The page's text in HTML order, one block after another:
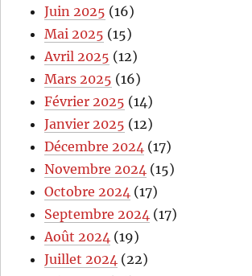
Juin 2025 (16)
Mai 2025 (15)
Avril 2025 (12)
Mars 2025 (16)
Février 2025 (14)
Janvier 2025 (12)
Décembre 2024 (17)
Novembre 2024 (15)
Octobre 2024 (17)
Septembre 2024 (17)
Août 2024 (19)
Juillet 2024 (22)